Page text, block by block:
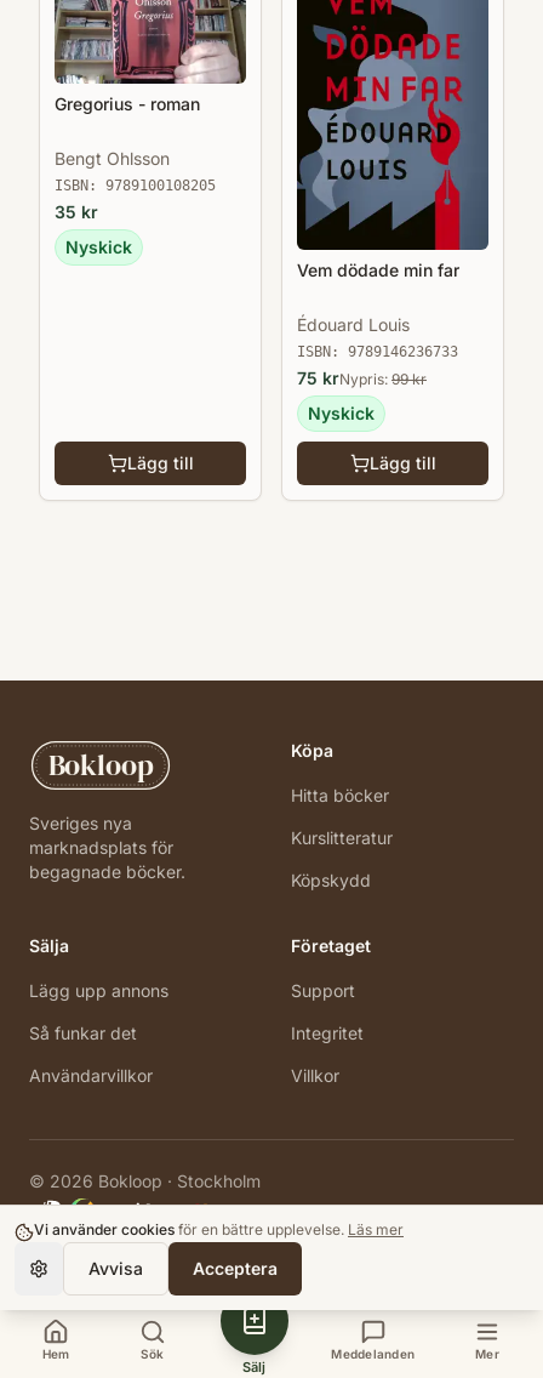
Gregorius - roman
Bengt Ohlsson
ISBN: 9789100108205
35 kr
Nyskick
Lägg till
Vem dödade min far
Édouard Louis
ISBN: 9789146236733
75 krNypris: 99kr
Nyskick
Lägg till
Bokloop
Sveriges nya
marknadsplats för
begagnade böcker.
Köpa
Hitta böcker
Kurslitteratur
Köpskydd
Sälja
Lägg upp annons
Så funkar det
Användarvillkor
Företaget
Support
Integritet
Villkor
© 2026 Bokloop · Stockholm
Hem Sök
Sälj
Meddelanden Mer
Vi använder cookies för en bättre upplevelse. Läs mer
Avvisa Acceptera